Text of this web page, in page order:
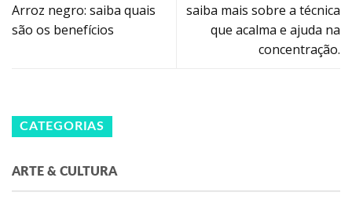
Arroz negro: saiba quais
são os benefícios
saiba mais sobre a técnica
que acalma e ajuda na
concentração.
CATEGORIAS
ARTE & CULTURA